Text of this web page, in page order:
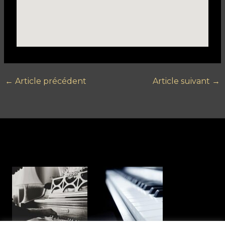
← Article précédent Article suivant →